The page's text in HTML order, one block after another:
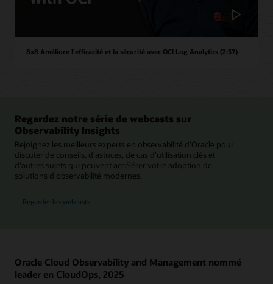
8x8 Améliore l'efficacité et la sécurité avec OCI Log Analytics (2:37)
Regardez notre série de webcasts sur
Observability Insights
Rejoignez les meilleurs experts en observabilité d'Oracle pour
discuter de conseils, d'astuces, de cas d'utilisation clés et
d'autres sujets qui peuvent accélérer votre adoption de
solutions d'observabilité modernes.
Regarder les webcasts
Oracle Cloud Observability and Management nommé
leader en CloudOps, 2025